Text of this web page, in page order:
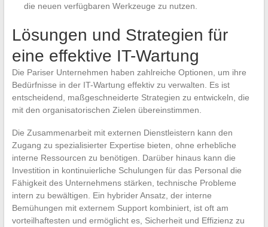
die neuen verfügbaren Werkzeuge zu nutzen.
Lösungen und Strategien für
eine effektive IT-Wartung
Die Pariser Unternehmen haben zahlreiche Optionen, um ihre
Bedürfnisse in der IT-Wartung effektiv zu verwalten. Es ist
entscheidend, maßgeschneiderte Strategien zu entwickeln, die
mit den organisatorischen Zielen übereinstimmen.
Die Zusammenarbeit mit externen Dienstleistern kann den
Zugang zu spezialisierter Expertise bieten, ohne erhebliche
interne Ressourcen zu benötigen. Darüber hinaus kann die
Investition in kontinuierliche Schulungen für das Personal die
Fähigkeit des Unternehmens stärken, technische Probleme
intern zu bewältigen. Ein hybrider Ansatz, der interne
Bemühungen mit externem Support kombiniert, ist oft am
vorteilhaftesten und ermöglicht es, Sicherheit und Effizienz zu